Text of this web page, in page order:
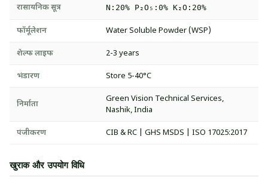
रासायनिक सूत्र N:20% P₂O₅:0% K₂O:20%
फॉर्मूलेशन Water Soluble Powder (WSP)
शेल्फ लाइफ 2-3 years
भंडारण Store 5-40°C
निर्माता
Green Vision Technical Services,
Nashik, India
पंजीकरण CIB & RC | GHS MSDS | ISO 17025:2017
खुराक और उपयोग विधि